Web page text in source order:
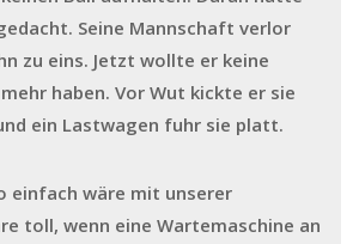
Seine Mannschaft verlor
zu eins. Jetzt wollte er keine
haben. Vor Wut kickte er sie
ein Lastwagen fuhr sie platt.
einfach wäre mit unserer
toll, wenn eine Wartemaschine an